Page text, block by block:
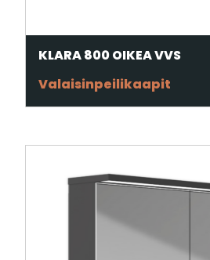
KLARA 800 OIKEA VVS
Valaisinpeilikaapit